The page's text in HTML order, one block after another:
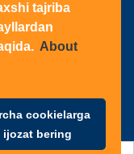
tajriba
About
cookielarga
ijozat bering